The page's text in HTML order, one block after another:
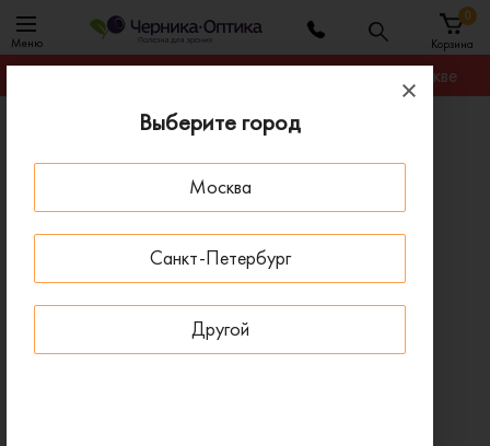
Выберите город
Москва
Санкт-Петербург
Другой
Меню Корзина
0
Гарантируем лучшую цену на любую оправу в Москве
Оправы для очков
Оправа MAX&CO KIDS 0144I цв.B
ПОД ЗАКАЗ